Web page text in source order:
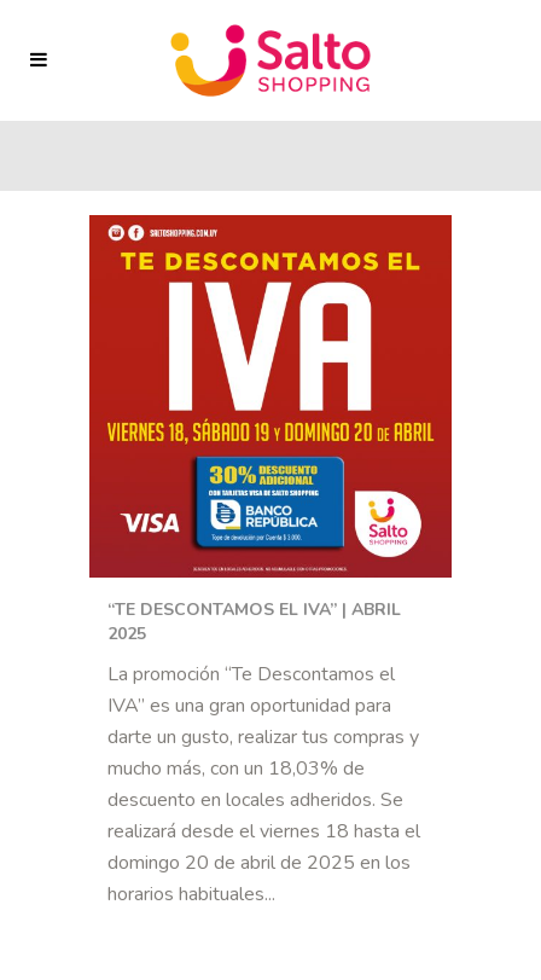
“TE DESCONTAMOS EL IVA” | ABRIL
2025
La promoción “Te Descontamos el
IVA” es una gran oportunidad para
darte un gusto, realizar tus compras y
mucho más, con un 18,03% de
descuento en locales adheridos. Se
realizará desde el viernes 18 hasta el
domingo 20 de abril de 2025 en los
horarios habituales...